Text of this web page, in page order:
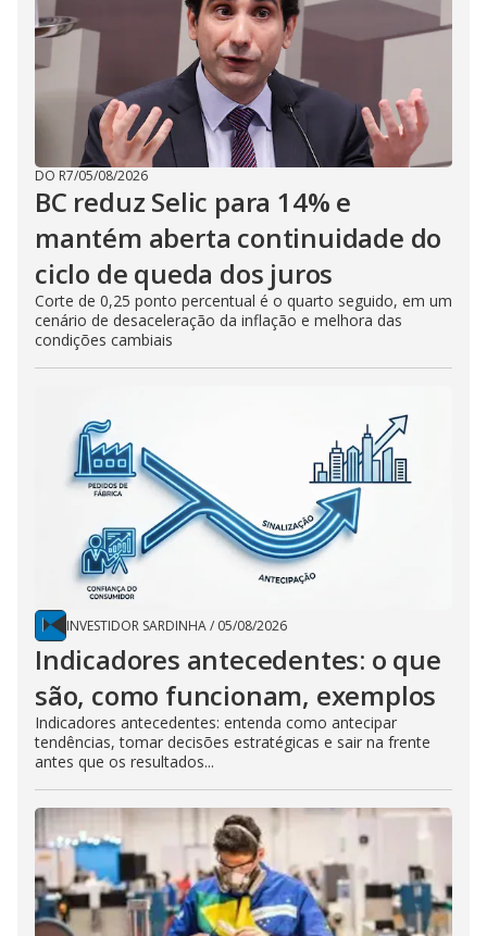
DO R7/05/08/2026
BC reduz Selic para 14% e
mantém aberta continuidade do
ciclo de queda dos juros
Corte de 0,25 ponto percentual é o quarto seguido, em um
cenário de desaceleração da inflação e melhora das
condições cambiais
INVESTIDOR SARDINHA/ 05/08/2026
Indicadores antecedentes: o que
são, como funcionam, exemplos
Indicadores antecedentes: entenda como antecipar
tendências, tomar decisões estratégicas e sair na frente
antes que os resultados...